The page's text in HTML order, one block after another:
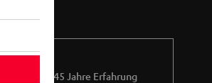
Mehr als 45 Jahre Erfahrung